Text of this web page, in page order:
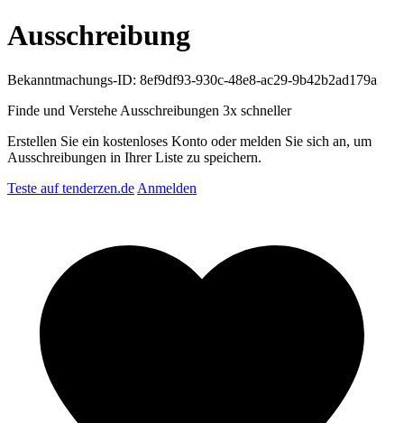
Ausschreibung
Bekanntmachungs-ID: 8ef9df93-930c-48e8-ac29-9b42b2ad179a
Finde und Verstehe Ausschreibungen 3x schneller
Erstellen Sie ein kostenloses Konto oder melden Sie sich an, um
Ausschreibungen in Ihrer Liste zu speichern.
Teste auf tenderzen.de Anmelden